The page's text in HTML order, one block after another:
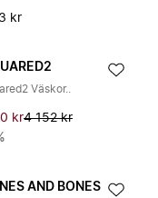
kr
Väskor..
kr4 152 kr
AND BONES